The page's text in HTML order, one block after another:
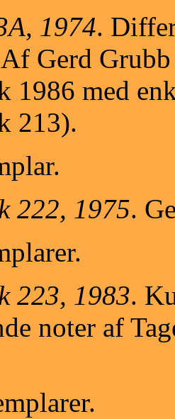
1974.
Gerd
1986 med
213).
222, 1975.
223, 1983.
noter af